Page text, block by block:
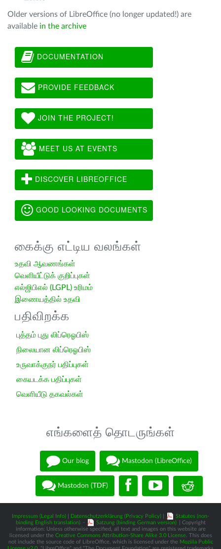
Older versions of LibreOffice (no longer updated!) are
available in the archive
DOCUMENTATION
PROVIDE FEEDBACK
JOIN THE PROJECT!
MEET US AT EVENTS
DISCOVER LIBREOFFICE
GOOD LOOKING DOCUMENTS
கைக்கு எட்டிய வலங்கள்
உதவி ஆவணங்கள்
வெளியீட்டுக் குறிப்புகள்
எல்ஜிபிஎல் (LGPL) உரிமம்
இணையத்தில் உதவி
பதிவிறக்க
புத்தம் புது லிப்ரெஓபிஸ்
நிலையான லிப்ரெஓபிஸ்
உருவாக்குநர் பதிப்புகள்
கையடக்க பதிப்புகள்
வெளியீடு தகவல்கள்
எங்களைத் தொடருங்கள்
Our blog Mastodon (LibreOffice)
Mastodon (TDF)
Impressum (Legal Info) Datenschutzerklärung (Privacy Policy)
Statutes (non-
binding English translation) - Satzung (binding German version)
| Copyright
information: Unless otherwise specified, all text and images on this website are
licensed under the Creative Commons Attribution-Share Alike 3.0 License. This does
not include the source code of LibreOffice, which is licensed under the Mozilla Public